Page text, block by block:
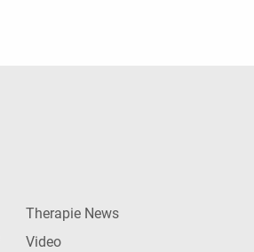
Therapie News
Video